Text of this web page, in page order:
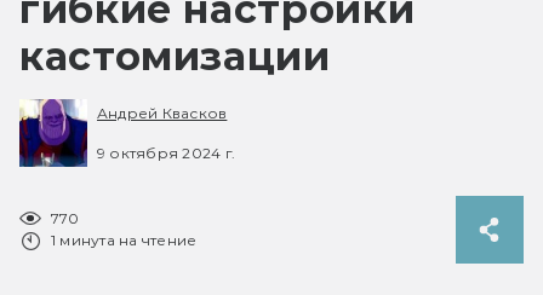
кастомизации
Андрей Квасков
9 октября 2024 г.
770
1 минута на чтение